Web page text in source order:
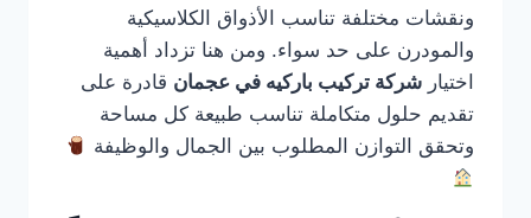
ونقشات مختلفة تناسب الأذواق الكلاسيكية
والمودرن على حد سواء. ومن هنا تزداد أهمية
اختيار شركة تركيب باركيه في عجمان قادرة على
تقديم حلول متكاملة تناسب طبيعة كل مساحة
وتحقق التوازن المطلوب بين الجمال والوظيفة